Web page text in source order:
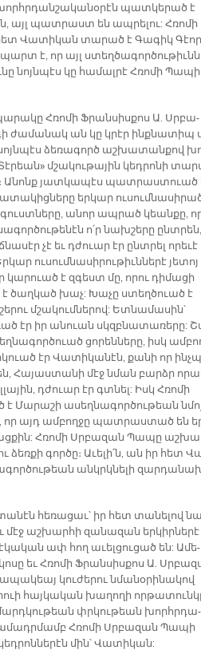
խորհր­դան­շա­կա­նօ­րէն պատ­կե­րած է
այլ պատ­րաստ են ապ­րե­լու: Հռո­մի
Վա­տի­կան տա­րած է Գա­գիկ
է, որ այլ
նոյն­պէս կը հա­մալ­րէ Հռո­մի Պա­պի
Հռո­մի Ֆրան­սիս­քոս Ա. Սրբա­
ժա­մա­նակ ան կը կրէր
ձե­ռա­գործ աշ­խա­տան­քով
մշա­կու­թա­յին կեդ­րո­նի
Ա­նոնք յատ­կա­պէս պատ­րաս­տուած
եր­կար
ա­նոր ապ­րած կեան­քը,
ո՛ր նախ­շե­րը
չէ եւ դժուար էր ընտ­րել ո­րե­ւէ
ու­սում­նա­սի­րու­թիւն­նե­րէ յե­տոյ
է զգեստ մը, ո­րու դի­մա­ցի
ծաղ­կած խաչ: Խա­չը ստեղ­ծուած է
մշա­կում­նե­րով: Ետ­նա­մա­սին՝
էր իր ա­նուան սկզբնա­տա­ռե­րը:
ցո­րեն­նե­րը, իսկ
էր Վա­տի­կա­նէն, քա­նի որ
Հա­յաս­տա­նի մէջ նման բարձր
դժուար էր գտնել: Իսկ Հռո­մի
Մա­րա­շի ա­սեղ­նա­գոր­ծու­թեան
որ այդ ամ­բող­ջը պատ­րաս­տած են
Հռո­մի Սրբա­զան Պա­պը
ձեռ­քի գոր­ծը։ Ա­ւե­լի՛ն, ան իր հետ
անկրկ­նե­լի
հե­ռա­ցաւ՝ իր հետ տա­նե­լով
աշ­խար­հի զա­նա­զան
ափ հող ա­ւել­ցու­ցած են: Ա­մե­
եւ Հռո­մի Ֆրան­սիս­քոս Ա.
կու­ժե­րու նմա­նօ­րի­նա­կով
հայ­կա­կան խա­ղո­ղի
փրկու­թեան խորհր­դա­
Հռո­մի Սրբա­զան Պա­պի
մին՝ Վա­տի­կան: